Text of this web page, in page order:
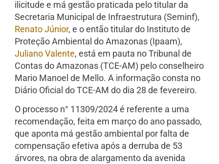
ilicitude e má gestão praticada pelo titular da
Secretaria Municipal de Infraestrutura (Seminf),
Renato Júnior, e o então titular do Instituto de
Proteção Ambiental do Amazonas (Ipaam),
Juliano Valente, está em pauta no Tribunal de
Contas do Amazonas (TCE-AM) pelo conselheiro
Mario Manoel de Mello. A informação consta no
Diário Oficial do TCE-AM do dia 28 de fevereiro.
O processo n° 11309/2024 é referente a uma
recomendação, feita em março do ano passado,
que aponta má gestão ambiental por falta de
compensação efetiva após a derruba de 53
árvores, na obra de alargamento da avenida